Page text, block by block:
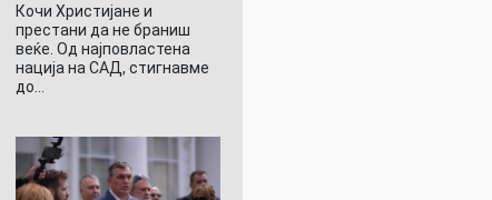
Кочи Христијане и
престани да не браниш
веќе. Од најповластена
нација на САД, стигнавме
до…